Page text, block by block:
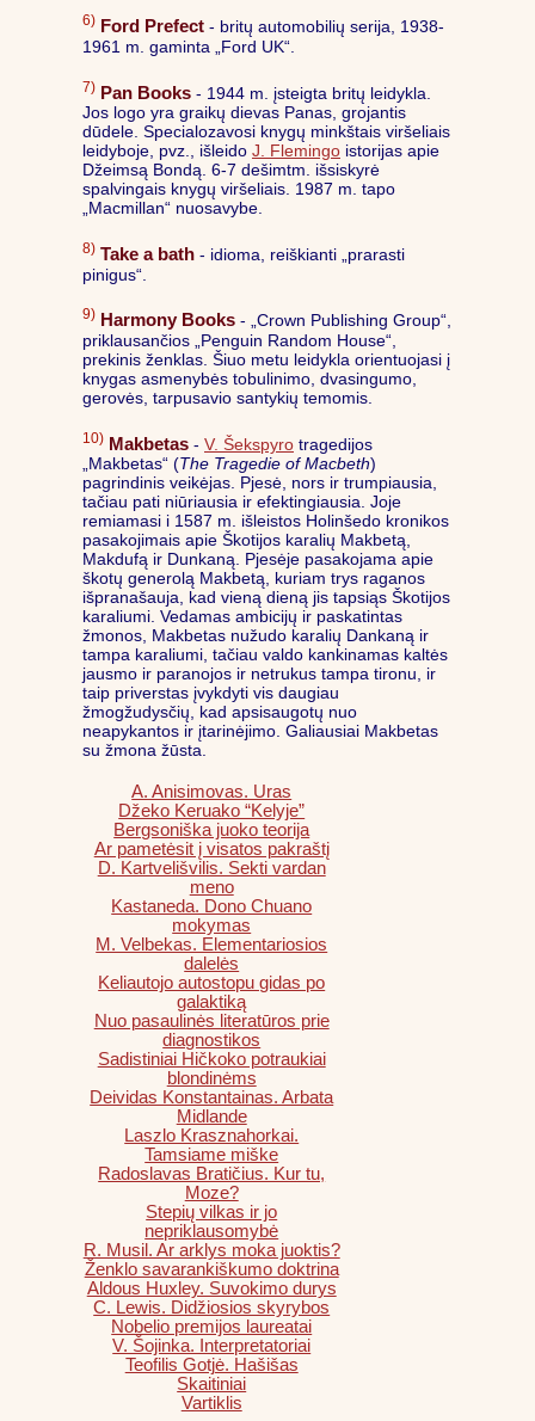
6) Ford Prefect - britų automobilių serija, 1938-
1961 m. gaminta „Ford UK“.
7) Pan Books - 1944 m. įsteigta britų leidykla.
Jos logo yra graikų dievas Panas, grojantis
dūdele. Specialozavosi knygų minkštais viršeliais
leidyboje, pvz., išleido J. Flemingo istorijas apie
Džeimsą Bondą. 6-7 dešimtm. išsiskyrė
spalvingais knygų viršeliais. 1987 m. tapo
„Macmillan“ nuosavybe.
8) Take a bath - idioma, reiškianti „prarasti
pinigus“.
9) Harmony Books - „Crown Publishing Group“,
priklausančios „Penguin Random House“,
prekinis ženklas. Šiuo metu leidykla orientuojasi į
knygas asmenybės tobulinimo, dvasingumo,
gerovės, tarpusavio santykių temomis.
10) Makbetas - V. Šekspyro tragedijos
„Makbetas“ (The Tragedie of Macbeth)
pagrindinis veikėjas. Pjesė, nors ir trumpiausia,
tačiau pati niūriausia ir efektingiausia. Joje
remiamasi i 1587 m. išleistos Holinšedo kronikos
pasakojimais apie Škotijos karalių Makbetą,
Makdufą ir Dunkaną. Pjesėje pasakojama apie
škotų generolą Makbetą, kuriam trys raganos
išpranašauja, kad vieną dieną jis tapsiąs Škotijos
karaliumi. Vedamas ambicijų ir paskatintas
žmonos, Makbetas nužudo karalių Dankaną ir
tampa karaliumi, tačiau valdo kankinamas kaltės
jausmo ir paranojos ir netrukus tampa tironu, ir
taip priverstas įvykdyti vis daugiau
žmogžudysčių, kad apsisaugotų nuo
neapykantos ir įtarinėjimo. Galiausiai Makbetas
su žmona žūsta.
A. Anisimovas. Uras
Džeko Keruako “Kelyje”
Bergsoniška juoko teorija
Ar pametėsit į visatos pakraštį
D. Kartvelišvilis. Sekti vardan
meno
Kastaneda. Dono Chuano
mokymas
M. Velbekas. Elementariosios
dalelės
Keliautojo autostopu gidas po
galaktiką
Nuo pasaulinės literatūros prie
diagnostikos
Sadistiniai Hičkoko potraukiai
blondinėms
Deividas Konstantainas. Arbata
Midlande
Laszlo Krasznahorkai.
Tamsiame miške
Radoslavas Bratičius. Kur tu,
Moze?
Stepių vilkas ir jo
nepriklausomybė
R. Musil. Ar arklys moka juoktis?
Ženklo savarankiškumo doktrina
Aldous Huxley. Suvokimo durys
C. Lewis. Didžiosios skyrybos
Nobelio premijos laureatai
V. Šojinka. Interpretatoriai
Teofilis Gotjė. Hašišas
Skaitiniai
Vartiklis